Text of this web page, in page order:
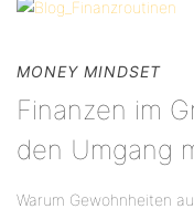
MONEY MINDSET
Finanzen im
den Umgang
Warum Gewohnheiten